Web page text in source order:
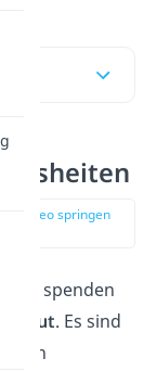
im Video springen
, spenden
Mut. Es sind